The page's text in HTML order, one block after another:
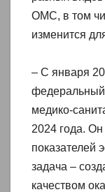
ОМС, в том
изменится
– С января
федеральный
медико-
2024 года.
показателей
задача –
качеством